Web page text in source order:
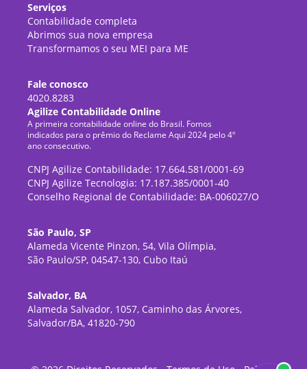
Serviços
Contabilidade completa
Abrimos sua nova empresa
Transformamos o seu MEI para ME
Fale conosco
4020.8283
Agilize Contabilidade Online
A primeira contabilidade online do Brasil. Fomos
indicados para o prêmio do Reclame Aqui 2024 pelo 4º
ano consecutivo.
CNPJ Agilize Contabilidade: 17.664.581/0001-69
CNPJ Agilize Tecnologia: 17.187.385/0001-40
Conselho Regional de Contabilidade: BA-006027/O
São Paulo, SP
Alameda Vicente Pinzon, 54, Vila Olímpia,
São Paulo/SP, 04547-130, Cubo Itaú
Salvador, BA
Alameda Salvador, 1057, Caminho das Árvores,
Salvador/BA, 41820-790